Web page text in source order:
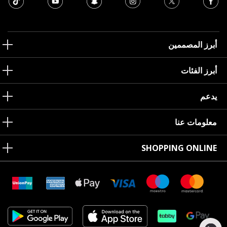
أبرز المصممين
أبرز الفئات
يدعم
معلومات عنا
SHOPPING ONLINE